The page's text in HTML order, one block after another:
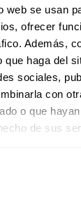
web se usan
ofrecer
Además,
que haga del
sociales,
con
o que
de sus